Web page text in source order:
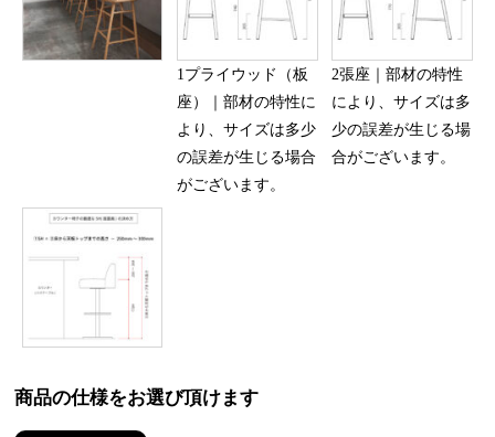
1プライウッド（板
座）｜部材の特性に
より、サイズは多少
の誤差が生じる場合
がございます。
2張座｜部材の特性
により、サイズは多
少の誤差が生じる場
合がございます。
商品の仕様をお選び頂けます